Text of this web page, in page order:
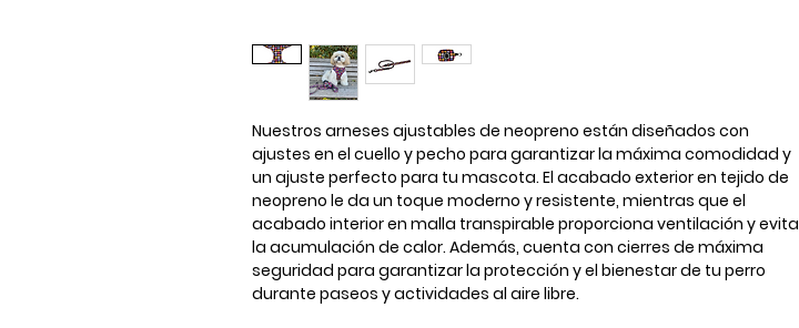
Nuestros arneses ajustables de neopreno están diseñados con
ajustes en el cuello y pecho para garantizar la máxima comodidad y
un ajuste perfecto para tu mascota. El acabado exterior en tejido de
neopreno le da un toque moderno y resistente, mientras que el
acabado interior en malla transpirable proporciona ventilación y evita
la acumulación de calor. Además, cuenta con cierres de máxima
seguridad para garantizar la protección y el bienestar de tu perro
durante paseos y actividades al aire libre.